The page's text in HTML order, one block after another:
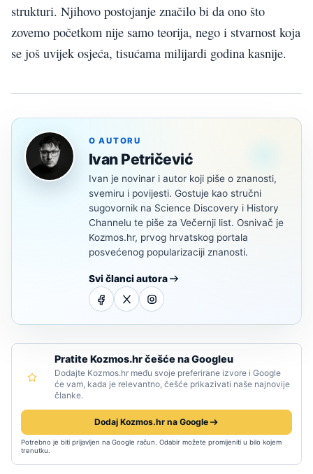
strukturi. Njihovo postojanje značilo bi da ono što
zovemo početkom nije samo teorija, nego i stvarnost koja
se još uvijek osjeća, tisućama milijardi godina kasnije.
O AUTORU
Ivan Petričević
Ivan je novinar i autor koji piše o znanosti,
svemiru i povijesti. Gostuje kao stručni
sugovornik na Science Discovery i History
Channelu te piše za Večernji list. Osnivač je
Kozmos.hr, prvog hrvatskog portala
posvećenog popularizaciji znanosti.
Svi članci autora
Pratite Kozmos.hr češće na Googleu
Dodajte Kozmos.hr među svoje preferirane izvore i Google
će vam, kada je relevantno, češće prikazivati naše najnovije
članke.
Dodaj Kozmos.hr na Google
Potrebno je biti prijavljen na Google račun. Odabir možete promijeniti u bilo kojem
trenutku.